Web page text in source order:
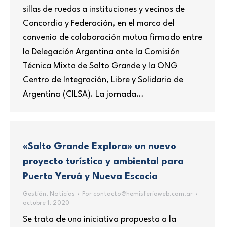
sillas de ruedas a instituciones y vecinos de
Concordia y Federación, en el marco del
convenio de colaboración mutua firmado entre
la Delegación Argentina ante la Comisión
Técnica Mixta de Salto Grande y la ONG
Centro de Integración, Libre y Solidario de
Argentina (CILSA). La jornada…
«Salto Grande Explora» un nuevo
proyecto turístico y ambiental para
Puerto Yeruá y Nueva Escocia
Gestión, Noticias Por contacto@hemisferioweb.com.ar
octubre 1, 2020
Se trata de una iniciativa propuesta a la